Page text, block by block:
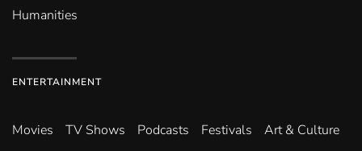
Humanities
ENTERTAINMENT
Movies TV Shows Podcasts Festivals
Art & Culture